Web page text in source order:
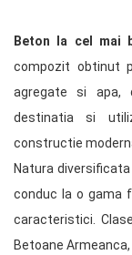
Beton la cel mai
compozit obtinut
agregate si apa,
destinatia si
constructie
Natura
conduc la o gama
caracteristici.
Betoane